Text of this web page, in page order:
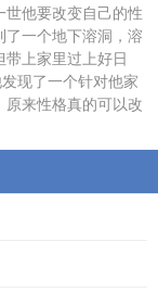
他要改变自己的性
一个地下溶洞，溶
上家里过上好日
现了一个针对他家
来性格真的可以改